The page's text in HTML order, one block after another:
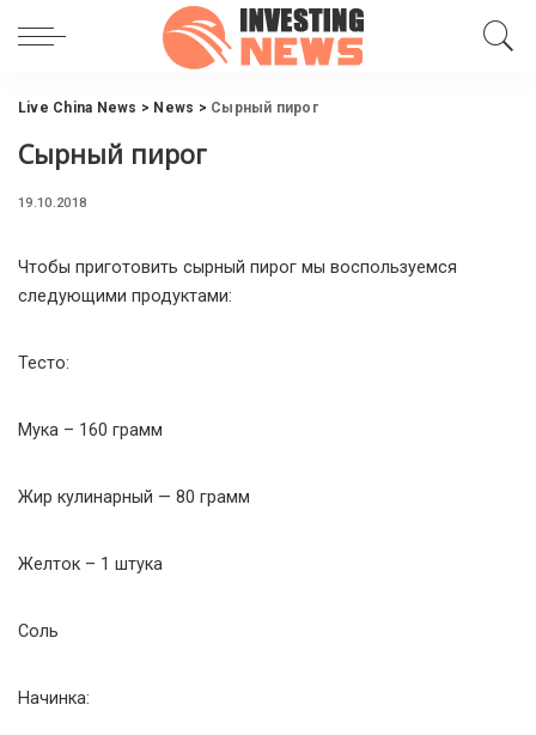
Live China News > News > Сырный пирог
Сырный пирог
19.10.2018
Чтобы приготовить сырный пирог мы воспользуемся
следующими продуктами:
Тесто:
Мука – 160 грамм
Жир кулинарный — 80 грамм
Желток – 1 штука
Соль
Начинка: